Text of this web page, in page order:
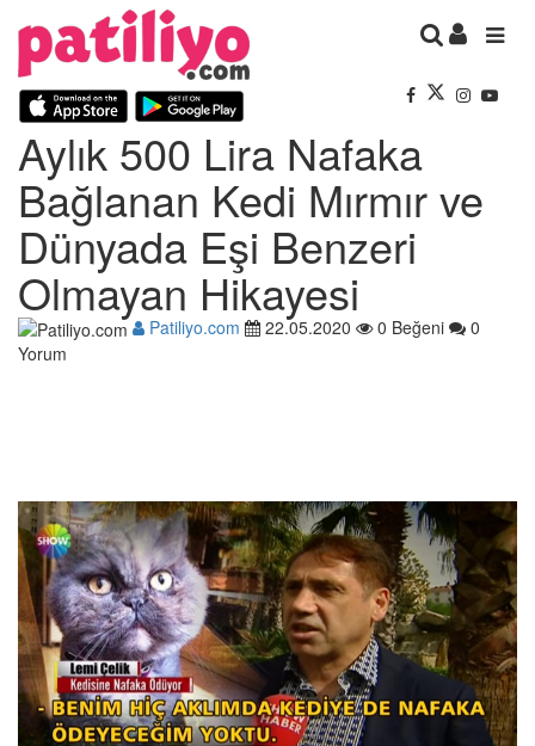
Aylık 500 Lira Nafaka
Bağlanan Kedi Mırmır ve
Dünyada Eşi Benzeri
Olmayan Hikayesi
Patiliyo.com 22.05.2020 0 Beğeni
0
Yorum